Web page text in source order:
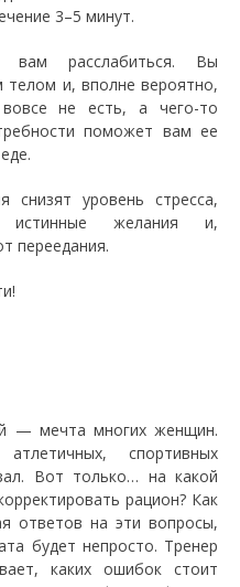
3–5 минут.
вам расслабиться. Вы
телом и, вполне вероятно,
не есть, а чего-то
поможет вам ее
снизят уровень стресса,
истинные желания и,
переедания.
— мечта многих женщин.
спортивных
Вот только… на какой
рацион? Как
ответов на эти вопросы,
будет непросто. Тренер
каких ошибок стоит